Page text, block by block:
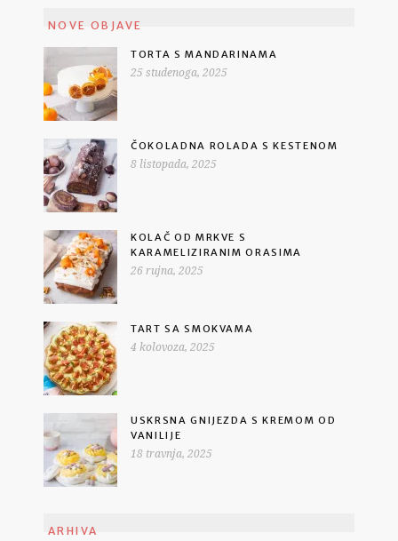
NOVE OBJAVE
TORTA S MANDARINAMA
25 studenoga, 2025
ČOKOLADNA ROLADA S KESTENOM
8 listopada, 2025
KOLAČ OD MRKVE S
KARAMELIZIRANIM ORASIMA
26 rujna, 2025
TART SA SMOKVAMA
4 kolovoza, 2025
USKRSNA GNIJEZDA S KREMOM OD
VANILIJE
18 travnja, 2025
ARHIVA